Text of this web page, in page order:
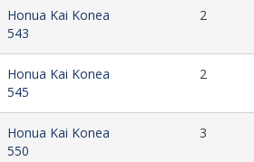
Honua Kai Konea
543
2
Honua Kai Konea
545
2
Honua Kai Konea
550
3